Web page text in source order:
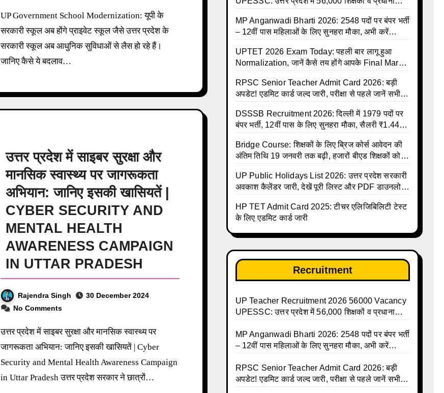
UP Government School Modernization: यूपी के
सरकारी स्कूल अब होंगे प्राइवेट स्कूल जैसे उत्तर प्रदेश के
सरकारी स्कूल अब आधुनिक सुविधाओं से लैस हो रहे हैं।
जानिए कैसे ये बदलाव…
उत्तर प्रदेश में साइबर सुरक्षा और
मानसिक स्वास्थ्य पर जागरूकता
अभियान: जानिए इसकी खासियतें |
CYBER SECURITY AND
MENTAL HEALTH
AWARENESS CAMPAIGN
IN UTTAR PRADESH
Rajendra Singh
30 December 2024
No Comments
उत्तर प्रदेश में साइबर सुरक्षा और मानसिक स्वास्थ्य पर
जागरूकता अभियान: जानिए इसकी खासियतें | Cyber
Security and Mental Health Awareness Campaign
in Uttar Pradesh उत्तर प्रदेश सरकार ने छात्रों…
MP Anganwadi Bharti 2026: 2548 पदों पर बंपर भर्ती
– 12वीं पास महिलाओं के लिए सुनहरा मौका, अभी करें
UPTET 2026 Exam Today: पहली बार लागू हुआ
Normalization, जानें कैसे तय होंगे आपके Final Marks
RPSC Senior Teacher Admit Card 2026: बड़ी
अपडेट! एडमिट कार्ड जल्द जारी, परीक्षा से पहले जानें सभी
DSSSB Recruitment 2026: दिल्ली में 1979 पदों पर
बंपर भर्ती, 12वीं पास के लिए सुनहरा मौका, सैलरी ₹1.44
Bridge Course: शिक्षकों के लिए ब्रिज कोर्स आवेदन की
अंतिम तिथि 19 जनवरी तक बढ़ी, हजारों बीएड शिक्षकों को
UP Public Holidays List 2026: उत्तर प्रदेश सरकारी
अवकाश कैलेंडर जारी, देखें पूरी लिस्ट और PDF डाउनलोड
talika | Sarkari Avkash Talika | Up Holidays List
| Holidays Calendar
HP TET Admit Card 2025: टीचर एलिजिबिलिटी टेस्ट
के लिए एडमिट कार्ड जारी
Recruitment
UP Teacher Recruitment 2026 56000 Vacancy
UPESSC: उत्तर प्रदेश में 56,000 शिक्षकों व प्रधानाचार्यों
MP Anganwadi Bharti 2026: 2548 पदों पर बंपर भर्ती
– 12वीं पास महिलाओं के लिए सुनहरा मौका, अभी करें
RPSC Senior Teacher Admit Card 2026: बड़ी
अपडेट! एडमिट कार्ड जल्द जारी, परीक्षा से पहले जानें सभी